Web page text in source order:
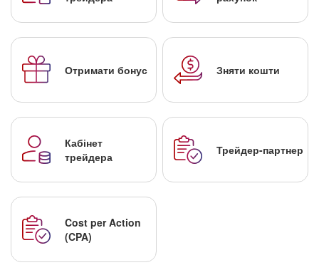
Отримати бонус Зняти кошти
Кабінет
трейдера
Трейдер-партнер
Cost per Action
(CPA)